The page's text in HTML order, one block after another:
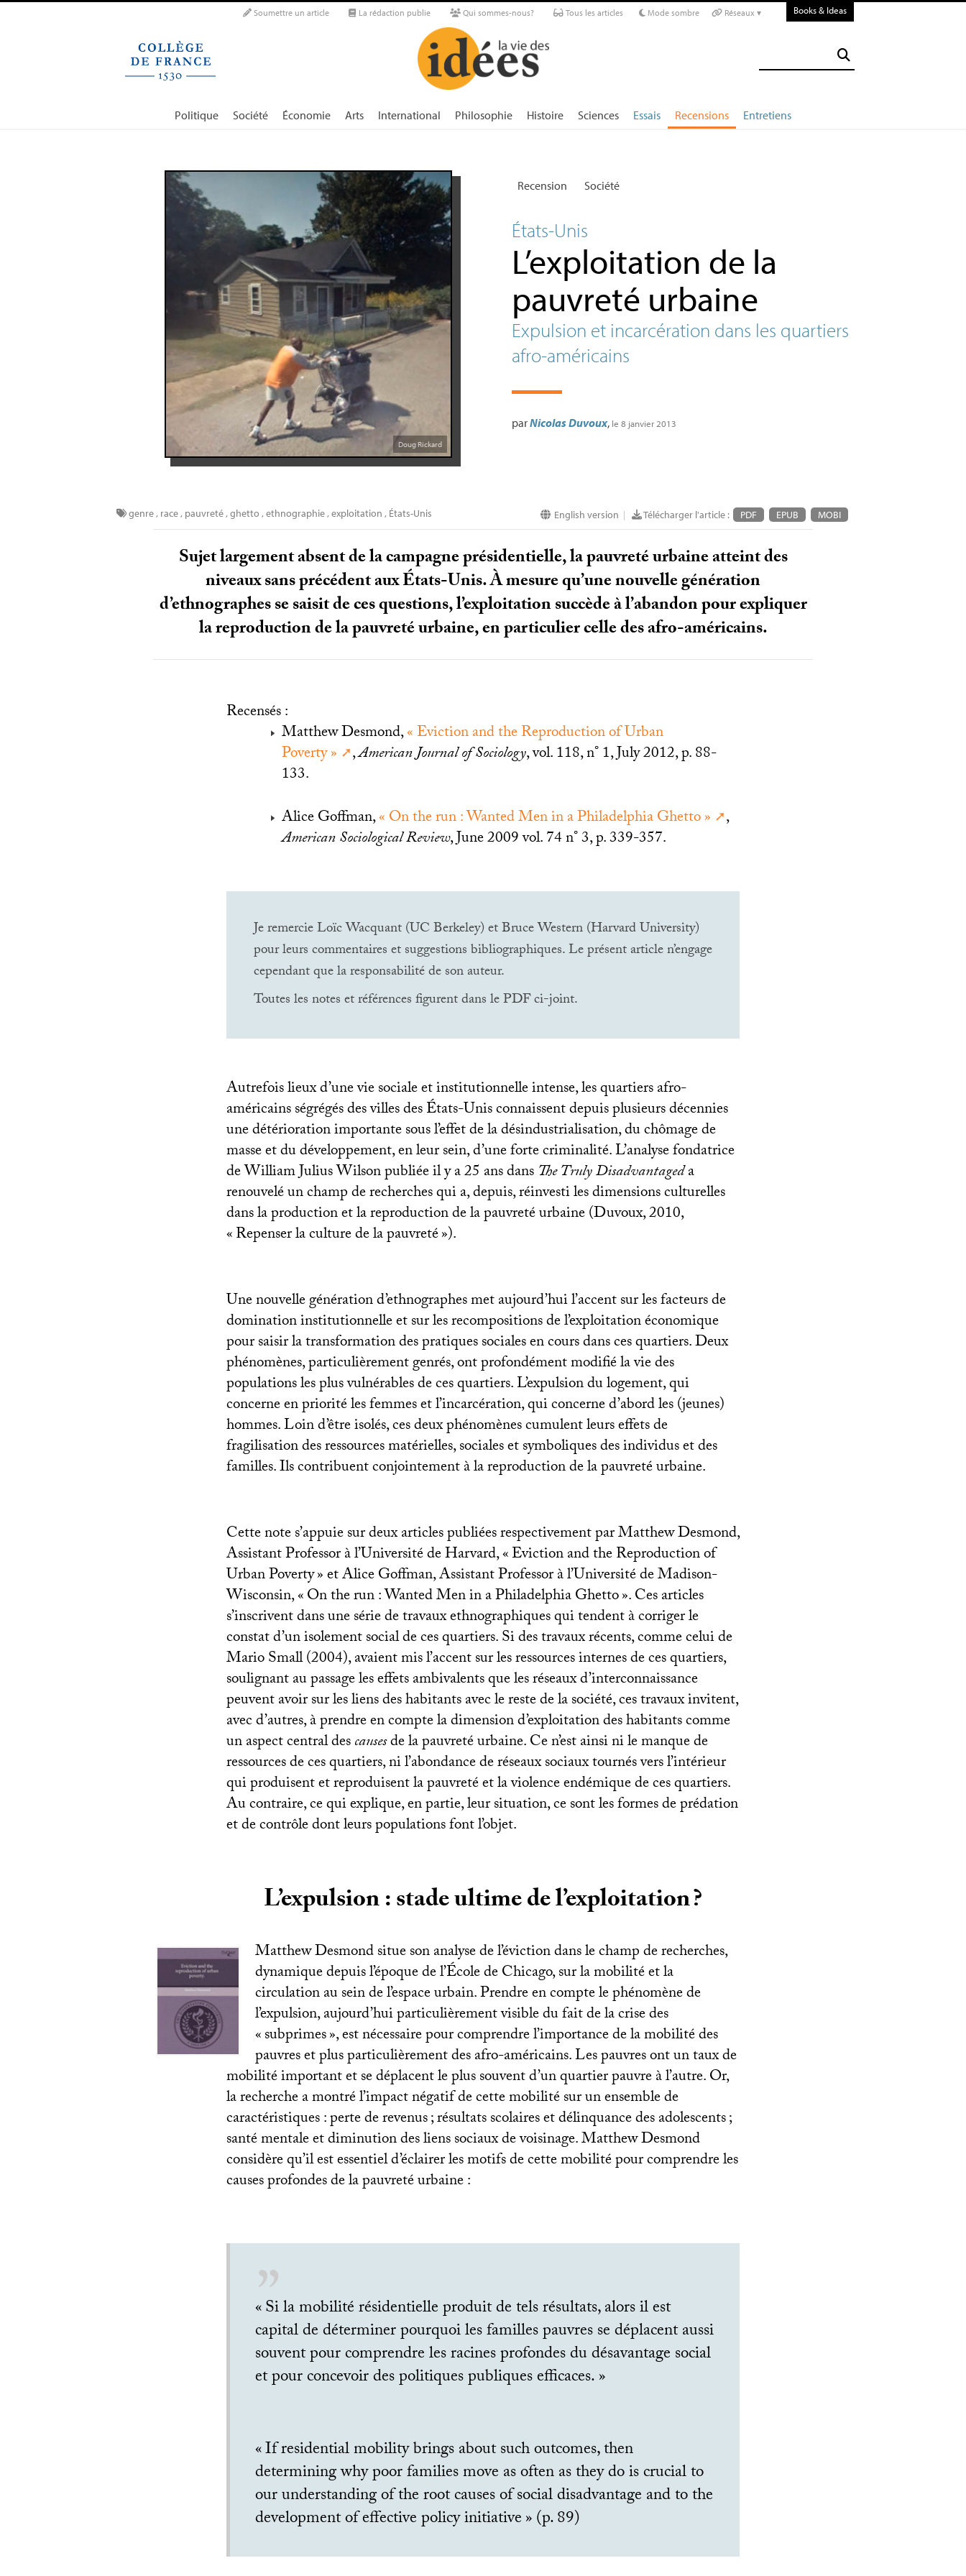
Soumettre un article La rédaction publie Qui sommes-nous? Tous les articles Mode sombre Réseaux ▾ Books & Ideas
Politique Société Économie Arts International Philosophie Histoire Sciences Essais Recensions Entretiens
Doug Rickard
Recension Société
États-Unis
L’exploitation de la
pauvreté urbaine
Expulsion et incarcération dans les quartiers
afro-américains
parNicolas Duvoux, le 8 janvier 2013
English version | Télécharger l'article : PDF EPUB MOBI
genre, race, pauvreté,ghetto ,ethnographie,exploitation , États-Unis
Sujet largement absent de la campagne présidentielle, la pauvreté urbaine atteint des
niveaux sans précédent aux États-Unis. À mesure qu’une nouvelle génération
d’ethnographes se saisit de ces questions, l’exploitation succède à l’abandon pour expliquer
la reproduction de la pauvreté urbaine, en particulier celle des afro-américains.
Recensés :
Matthew Desmond,«Eviction and the Reproduction of Urban
Poverty» ,American Journal of Sociology, vol. 118, n° 1, July 2012, p. 88-
133.
Alice Goffman,«On the run : Wanted Men in a Philadelphia Ghetto»
,
American Sociological Review, June 2009 vol. 74 n° 3, p. 339-357.
Je remercie Loïc Wacquant (UCBerkeley) et Bruce Western (Harvard University)
pour leurs commentaires et suggestions bibliographiques. Le présent article n’engage
cependant que la responsabilité de son auteur.
Toutes les notes et références figurent dans lePDFci-joint.
Autrefois lieux d’une vie sociale et institutionnelle intense, les quartiers afro-
américains ségrégés des villes des États-Unis connaissent depuis plusieurs décennies
une détérioration importante sous l’effet de la désindustrialisation, du chômage de
masse et du développement, en leur sein, d’une forte criminalité. L’analyse fondatrice
de William Julius Wilson publiée il y a 25 ans dansThe Truly Disadvantageda
renouvelé un champ de recherches qui a, depuis, réinvesti les dimensions culturelles
dans la production et la reproduction de la pauvreté urbaine (Duvoux, 2010,
«Repenser la culture de la pauvreté»).
Une nouvelle génération d’ethnographes met aujourd’hui l’accent sur les facteurs de
domination institutionnelle et sur les recompositions de l’exploitation économique
pour saisir la transformation des pratiques sociales en cours dans ces quartiers. Deux
phénomènes, particulièrement genrés, ont profondément modifié la vie des
populations les plus vulnérables de ces quartiers. L’expulsion du logement, qui
concerne en priorité les femmes et l’incarcération, qui concerne d’abord les (jeunes)
hommes. Loin d’être isolés, ces deux phénomènes cumulent leurs effets de
fragilisation des ressources matérielles, sociales et symboliques des individus et des
familles. Ils contribuent conjointement à la reproduction de la pauvreté urbaine.
Cette note s’appuie sur deux articles publiées respectivement par Matthew Desmond,
Assistant Professor à l’Université de Harvard, «Eviction and the Reproduction of
Urban Poverty» et Alice Goffman, Assistant Professor à l’Université de Madison-
Wisconsin, «On the run : Wanted Men in a Philadelphia Ghetto». Ces articles
s’inscrivent dans une série de travaux ethnographiques qui tendent à corriger le
constat d’un isolement social de ces quartiers. Si des travaux récents, comme celui de
Mario Small (2004), avaient mis l’accent sur les ressources internes de ces quartiers,
soulignant au passage les effets ambivalents que les réseaux d’interconnaissance
peuvent avoir sur les liens des habitants avec le reste de la société, ces travaux invitent,
avec d’autres, à prendre en compte la dimension d’exploitation des habitants comme
un aspect central descausesde la pauvreté urbaine. Ce n’est ainsi ni le manque de
ressources de ces quartiers, ni l’abondance de réseaux sociaux tournés vers l’intérieur
qui produisent et reproduisent la pauvreté et la violence endémique de ces quartiers.
Au contraire, ce qui explique, en partie, leur situation, ce sont les formes de prédation
et de contrôle dont leurs populations font l’objet.
L’expulsion : stade ultime de l’exploitation?
Matthew Desmond situe son analyse de l’éviction dans le champ de recherches,
dynamique depuis l’époque de l’École de Chicago, sur la mobilité et la
circulation au sein de l’espace urbain. Prendre en compte le phénomène de
l’expulsion, aujourd’hui particulièrement visible du fait de la crise des
«subprimes», est nécessaire pour comprendre l’importance de la mobilité des
pauvres et plus particulièrement des afro-américains. Les pauvres ont un taux de
mobilité important et se déplacent le plus souvent d’un quartier pauvre à l’autre. Or,
la recherche a montré l’impact négatif de cette mobilité sur un ensemble de
caractéristiques : perte de revenus; résultats scolaires et délinquance des adolescents;
santé mentale et diminution des liens sociaux de voisinage. Matthew Desmond
considère qu’il est essentiel d’éclairer les motifs de cette mobilité pour comprendre les
causes profondes de la pauvreté urbaine :
«Si la mobilité résidentielle produit de tels résultats, alors il est
capital de déterminer pourquoi les familles pauvres se déplacent aussi
souvent pour comprendre les racines profondes du désavantage social
et pour concevoir des politiques publiques efficaces.»
«If residential mobility brings about such outcomes, then
determining why poor families move as often as they do is crucial to
our understanding of the root causes of social disadvantage and to the
development of effective policy initiative» (p. 89)